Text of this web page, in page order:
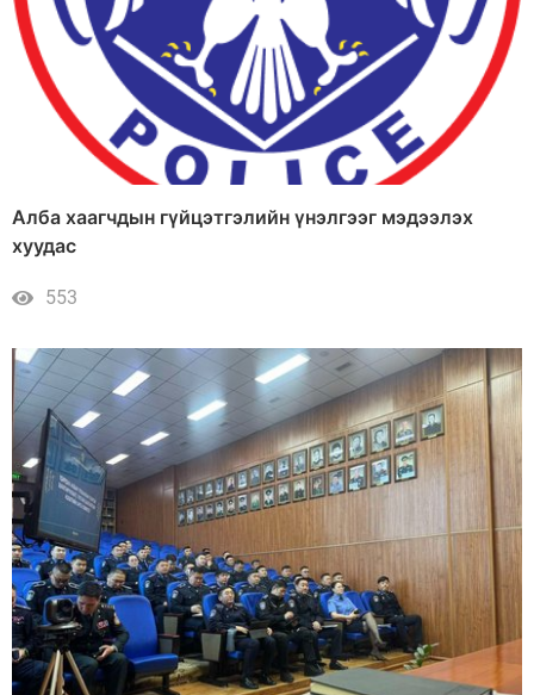
Алба хаагчдын гүйцэтгэлийн үнэлгээг мэдээлэх
хуудас
553